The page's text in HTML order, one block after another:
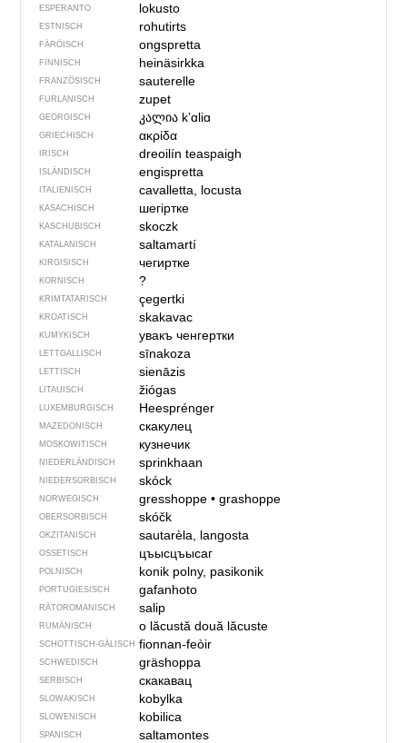
ESPERANTO lokusto
ESTNISCH rohutirts
FÄRÖISCH ongspretta
FINNISCH heinäsirkka
FRANZÖSISCH sauterelle
FURLANISCH zupet
GEORGISCH კალია kʼɑliɑ
GRIECHISCH ακρίδα
IRISCH dreoilín teaspaigh
ISLÄNDISCH engispretta
ITALIENISCH cavalletta, locusta
KASACHISCH шегіртке
KASCHUBISCH skoczk
KATALANISCH saltamartí
KIRGISISCH чегиртке
KORNISCH ?
KRIMTATARISCH çegertki
KROATISCH skakavac
KUMYKISCH увакъ ченгертки
LETTGALLISCH sīnakoza
LETTISCH sienāzis
LITAUISCH žiógas
LUXEMBURGISCH Heesprénger
MAZEDONISCH скакулец
MOSKOWITISCH кузнечик
NIEDERLÄNDISCH sprinkhaan
NIEDERSORBISCH skóck
NORWEGISCH gresshoppe• grashoppe
OBERSORBISCH skóčk
OKZITANISCH sautarèla, langosta
OSSETISCH цъысцъысаг
POLNISCH konik polny, pasikonik
PORTUGIESISCH gafanhoto
RÄTOROMANISCH salip
RUMÄNISCH o lăcustădouă lăcuste
SCHOTTISCH-GÄLISCH fionnan-feòir
SCHWEDISCH gräshoppa
SERBISCH скакавац
SLOWAKISCH kobylka
SLOWENISCH kobilica
SPANISCH saltamontes